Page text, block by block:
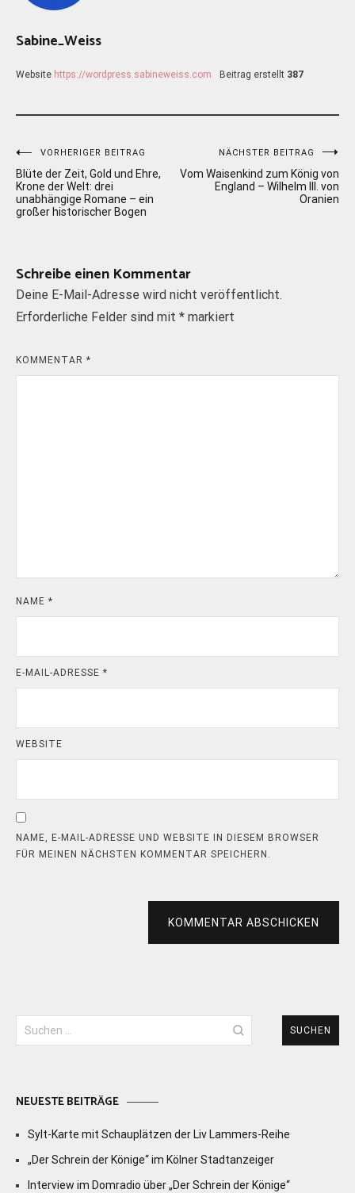
Sabine_Weiss
Website https://wordpress.sabineweiss.com Beitrag erstellt 387
Beitragsnavigation
VORHERIGER BEITRAG
Blüte der Zeit, Gold und Ehre,
Krone der Welt: drei
unabhängige Romane – ein
großer historischer Bogen
NÄCHSTER BEITRAG
Vom Waisenkind zum König von
England – Wilhelm III. von
Oranien
Schreibe einen Kommentar
Deine E-Mail-Adresse wird nicht veröffentlicht.
Erforderliche Felder sind mit * markiert
KOMMENTAR *
NAME *
E-MAIL-ADRESSE *
WEBSITE
NAME, E-MAIL-ADRESSE UND WEBSITE IN DIESEM BROWSER
FÜR MEINEN NÄCHSTEN KOMMENTAR SPEICHERN.
KOMMENTAR ABSCHICKEN
Suchen
nach:
NEUESTE BEITRÄGE
Sylt-Karte mit Schauplätzen der Liv Lammers-Reihe
„Der Schrein der Könige“ im Kölner Stadtanzeiger
Interview im Domradio über „Der Schrein der Könige“